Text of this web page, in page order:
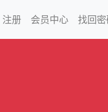
注册 会员中心 找回密